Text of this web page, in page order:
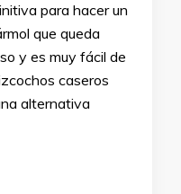
para hacer un
que queda
y es muy fácil de
caseros
alternativa